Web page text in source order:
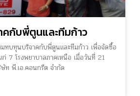
กับพี่ตูนและทีมก้าว
มทบทุนบริจาคกับพี่ตูนและทีมก้าว เพื่อจัดซื้อ
7 โรงพยาบาลภาคเหนือ เมื่อวันที่ 21
พี.เอ.คอนกรีต จำกัด